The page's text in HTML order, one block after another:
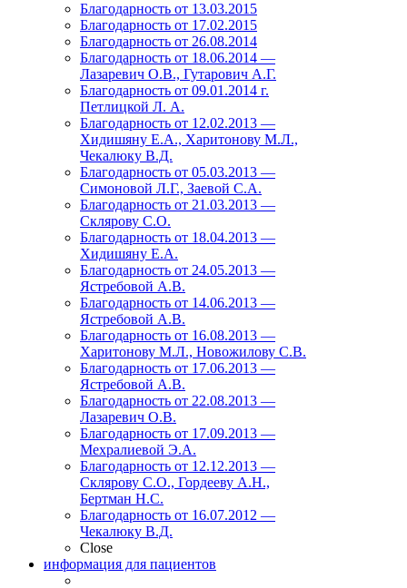
Благодарность от 13.03.2015
Благодарность от 17.02.2015
Благодарность от 26.08.2014
Благодарность от 18.06.2014 —
Лазаревич О.В., Гутарович А.Г.
Благодарность от 09.01.2014 г.
Петлицкой Л. А.
Благодарность от 12.02.2013 —
Хидишяну Е.А., Харитонову М.Л.,
Чекалюку В.Д.
Благодарность от 05.03.2013 —
Симоновой Л.Г., Заевой С.А.
Благодарность от 21.03.2013 —
Склярову С.О.
Благодарность от 18.04.2013 —
Хидишяну Е.А.
Благодарность от 24.05.2013 —
Ястребовой А.В.
Благодарность от 14.06.2013 —
Ястребовой А.В.
Благодарность от 16.08.2013 —
Харитонову М.Л., Новожилову С.В.
Благодарность от 17.06.2013 —
Ястребовой А.В.
Благодарность от 22.08.2013 —
Лазаревич О.В.
Благодарность от 17.09.2013 —
Мехралиевой Э.А.
Благодарность от 12.12.2013 —
Склярову С.О., Гордееву А.Н.,
Бертман Н.С.
Благодарность от 16.07.2012 —
Чекалюку В.Д.
Close
информация для пациентов